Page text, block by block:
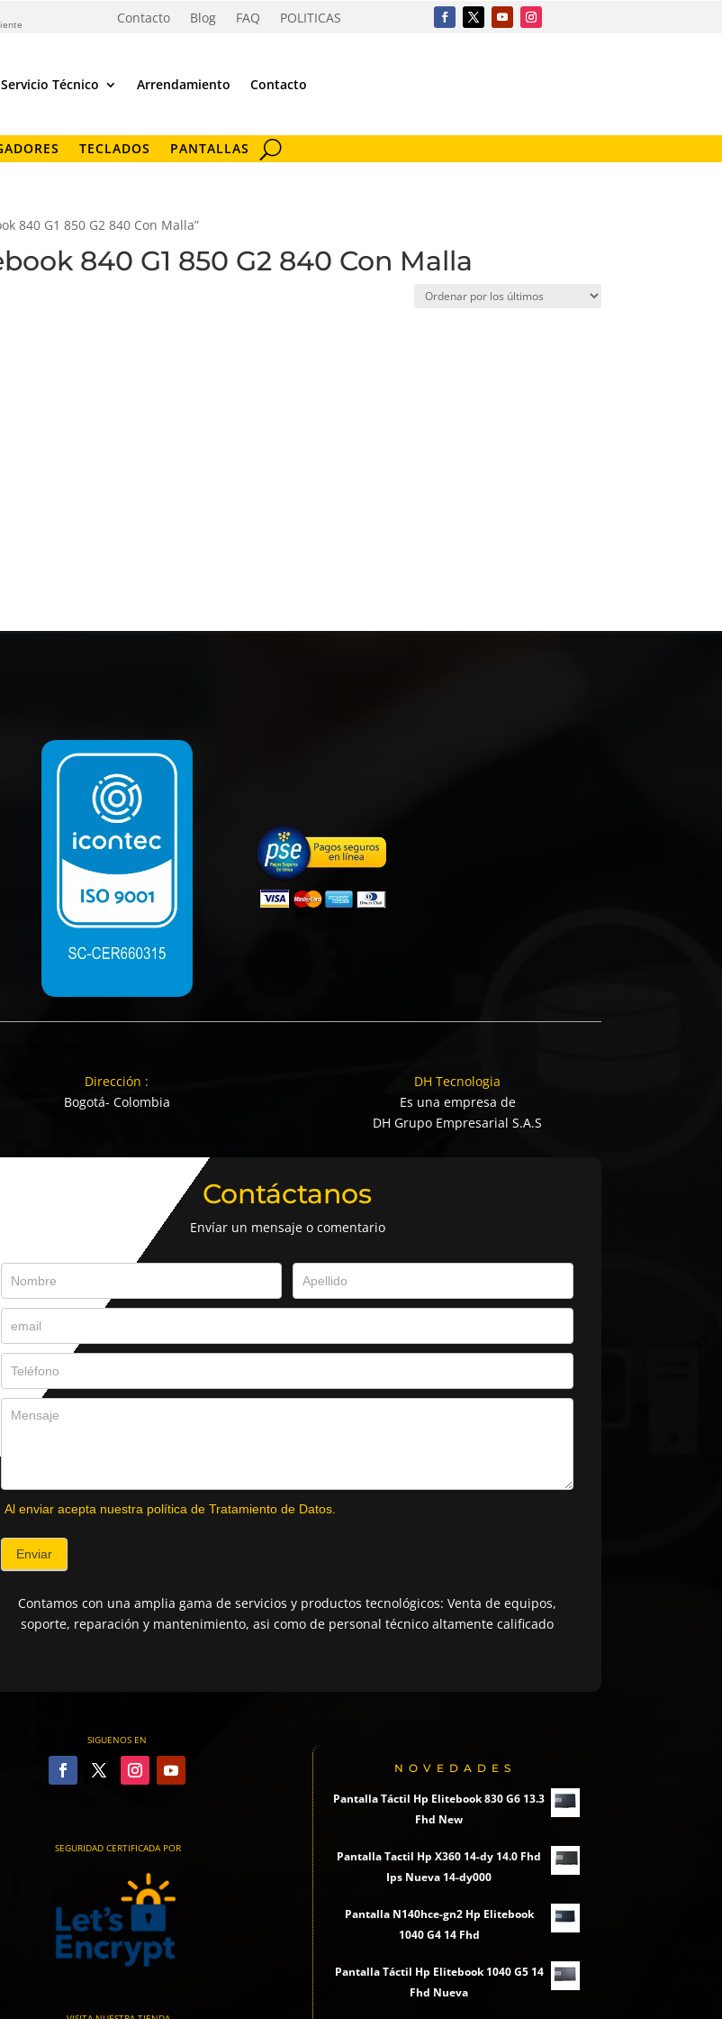
Contacto Blog FAQ POLITICAS
Servicio Técnico Arrendamiento Contacto
TECLADOS PANTALLAS
840 G1 850 G2 840 Con Malla”
840 G1 850 G2 840 Con Malla
Dirección :
Bogotá- Colombia
DH Tecnologia
Es una empresa de
DH Grupo Empresarial S.A.S
Contáctanos
Envíar un mensaje o comentario
Al enviar acepta nuestra política de Tratamiento de Datos.
Enviar
Contamos con una amplia gama de servicios y productos tecnológicos: Venta de equipos,
soporte, reparación y mantenimiento, asi como de personal técnico altamente calificado
SIGUENOS EN
SEGURIDAD CERTIFICADA POR
NOVEDADES
Pantalla Táctil Hp Elitebook 830 G6 13.3
Fhd New
Pantalla Tactil Hp X360 14-dy 14.0 Fhd
Ips Nueva 14-dy000
Pantalla N140hce-gn2 Hp Elitebook
1040 G4 14 Fhd
Pantalla Táctil Hp Elitebook 1040 G5 14
Fhd Nueva